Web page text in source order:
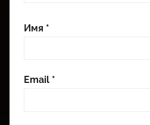
Имя *
Email *